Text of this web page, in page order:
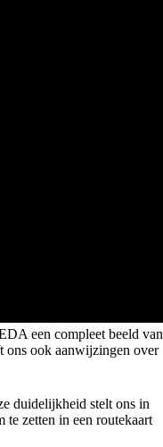
een compleet beeld van
ons ook aanwijzingen over
duidelijkheid stelt ons in
te zetten in een routekaart